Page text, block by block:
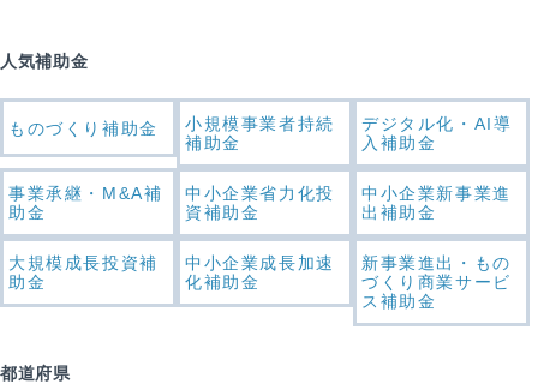
人気補助金
ものづくり補助金
小規模事業者持続
補助金
デジタル化・AI導
入補助金
事業承継・M&A補
助金
中小企業省力化投
資補助金
中小企業新事業進
出補助金
大規模成長投資補
助金
中小企業成長加速
化補助金
新事業進出・もの
づくり商業サービ
ス補助金
都道府県